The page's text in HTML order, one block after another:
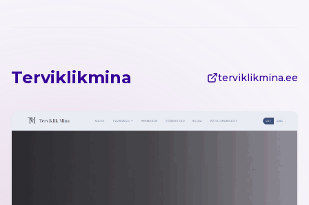
Terviklikmina terviklikmina.ee